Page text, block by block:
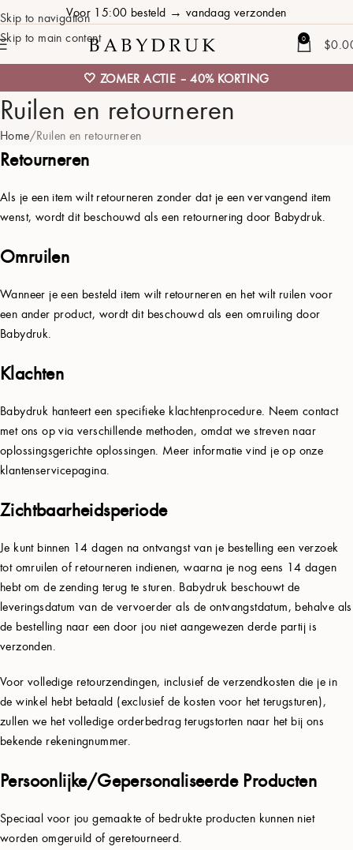
Skip to navigation
Skip to main content
Voor 15:00 besteld → vandaag verzonden
0 $
🤍 ZOMER ACTIE – 40% KORTING
Ruilen en retourneren
Home Ruilen en retourneren
Retourneren
Als je een item wilt retourneren zonder dat je een vervangend item
wenst, wordt dit beschouwd als een retournering door Babydruk.
Omruilen
Wanneer je een besteld item wilt retourneren en het wilt ruilen voor
een ander product, wordt dit beschouwd als een omruiling door
Babydruk.
Klachten
Babydruk hanteert een specifieke klachtenprocedure. Neem contact
met ons op via verschillende methoden, omdat we streven naar
oplossingsgerichte oplossingen. Meer informatie vind je op onze
klantenservicepagina.
Zichtbaarheidsperiode
Je kunt binnen 14 dagen na ontvangst van je bestelling een verzoek
tot omruilen of retourneren indienen, waarna je nog eens 14 dagen
hebt om de zending terug te sturen. Babydruk beschouwt de
leveringsdatum van de vervoerder als de ontvangstdatum, behalve als
de bestelling naar een door jou niet aangewezen derde partij is
verzonden.
Voor volledige retourzendingen, inclusief de verzendkosten die je in
de winkel hebt betaald (exclusief de kosten voor het terugsturen),
zullen we het volledige orderbedrag terugstorten naar het bij ons
bekende rekeningnummer.
Persoonlijke/Gepersonaliseerde Producten
Speciaal voor jou gemaakte of bedrukte producten kunnen niet
worden omgeruild of geretourneerd.